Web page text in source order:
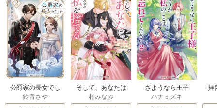
公爵家の長女でし
た
鈴音さや
そして、あなたは
私を捨てる
柏みなみ
さようなら王子
様、どうか私のこ
ハナミズキ
拝